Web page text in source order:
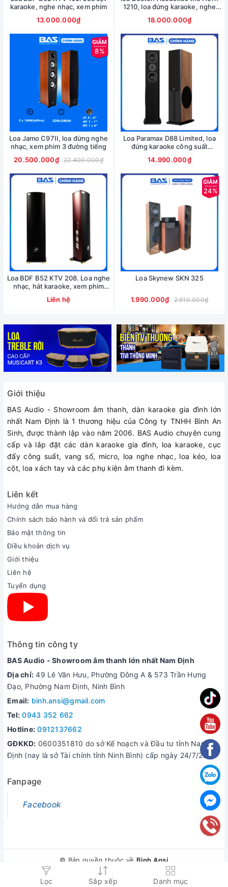
karaoke, nghe nhạc, xem phim
13.000.000₫
1210, loa đứng karaoke, nghe
18.000.000₫
8%
Loa Jamo C97II, loa đứng nghe
nhạc, xem phim 3 đường tiếng
20.500.000₫
22.400.000₫
Loa Paramax D88 Limited, loa
đứng karaoke công suất
14.990.000₫
Loa BDF B52 KTV 208. Loa nghe
nhạc, hát karaoke, xem phim
Liên hệ
24%
Loa Skynew SKN 325
1.990.000₫ 2.610.000₫
Lọc Sắp xếp Danh mục
Giới thiệu
BAS Audio - Showroom âm thanh, dàn karaoke gia đình lớn
nhất Nam Định là 1 thương hiệu của Công ty TNHH Bình An
Sinh, được thành lập vào năm 2006. BAS Audio chuyên cung
cấp và lắp đặt các dàn karaoke gia đình, loa karaoke, cục
đẩy công suất, vang số, micro, loa nghe nhạc, loa kéo, loa
cột, loa xách tay và các phụ kiện âm thanh đi kèm.
Liên kết
Hướng dẫn mua hàng
Chính sách bảo hành và đổi trả sản phẩm
Bảo mật thông tin
Điều khoản dịch vụ
Giới thiệu
Liên hệ
Tuyển dụng
Thông tin công ty
BAS Audio - Showroom âm thanh lớn nhất Nam Định
Địa chỉ: 49 Lê Văn Hưu, Phường Đông A & 573 Trần Hưng
Đạo, Phường Nam Định, Ninh Bình
Email: binh.ansi@gmail.com
Tel: 0943 352 662
Hotline: 0912137662
GĐKKD: 0600351810 do sở Kế hoạch và Đầu tư tỉnh Nam
Định (nay là sở Tài chính tỉnh Ninh Bình) cấp ngày 24/7/2006
Fanpage
Facebook
© Bản quyền thuộc về Bình Ansi
Cung cấp bởi